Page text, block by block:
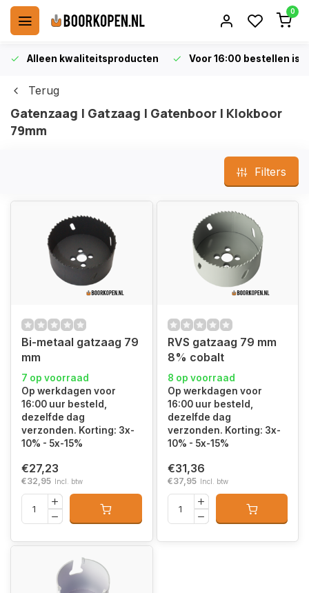
0
Alleen kwaliteitsproducten Voor 16:00 bestellen is
Terug
Gatenzaag | Gatzaag | Gatenboor | Klokboor
79mm
Filters
Bi-metaal gatzaag 79
mm
7 op voorraad
Op werkdagen voor
16:00 uur besteld,
dezelfde dag
verzonden. Korting: 3x-
10% - 5x-15%
€27,23
€32,95 Incl. btw
RVS gatzaag 79 mm
8% cobalt
8 op voorraad
Op werkdagen voor
16:00 uur besteld,
dezelfde dag
verzonden. Korting: 3x-
10% - 5x-15%
€31,36
€37,95 Incl. btw